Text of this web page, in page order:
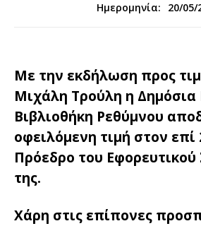
Ημερομηνία:
20/05/
Με την εκδήλωση προς
Μιχάλη Τρούλη η Δημόσια
Βιβλιοθήκη Ρεθύμνου
οφειλόμενη τιμή στον επί
Πρόεδρο του Εφορευτικού
της.
Χάρη στις επίπονες